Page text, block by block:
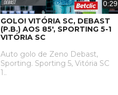
0:29
GOLO! VITÓRIA SC, DEBAST
(P.B.) AOS 85', SPORTING 5-1
VITÓRIA SC
Auto golo de Zeno Debast,
Sporting. Sporting 5, Vitória SC
1..